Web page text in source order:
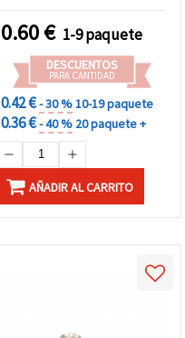
0.60€ 1-9 paquete
DESCUENTOS
PARA CANTIDAD
0.42 €- 30 %10-19 paquete
0.36 €- 40 % 20 paquete +
AÑADIR AL CARRITO